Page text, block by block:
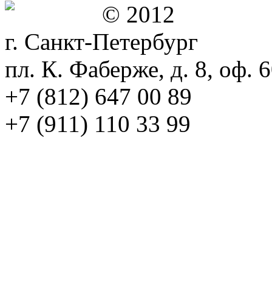
© 2012
г. Санкт-Петербург
пл. К. Фаберже, д. 8, оф.
+7 (812) 647 00 89
+7 (911) 110 33 99